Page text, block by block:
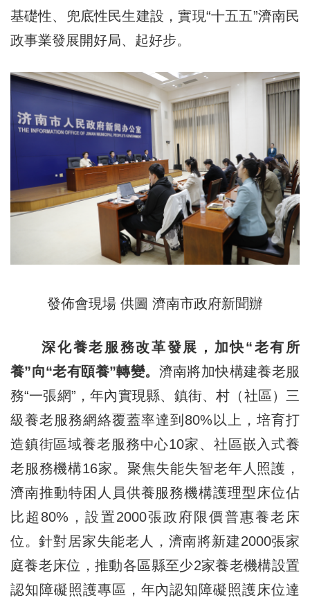
基礎性、兜底性民生建設，實現“十五五”濟南民
政事業發展開好局、起好步。
發佈會現場 供圖 濟南市政府新聞辦
深化養老服務改革發展，加快“老有所
養”向“老有頤養”轉變。 濟南將加快構建養老服
務“一張網”，年內實現縣、鎮街、村（社區）三
級養老服務網絡覆蓋率達到80%以上，培育打
造鎮街區域養老服務中心10家、社區嵌入式養
老服務機構16家。聚焦失能失智老年人照護，
濟南推動特困人員供養服務機構護理型床位佔
比超80%，設置2000張政府限價普惠養老床
位。針對居家失能老人，濟南將新建2000張家
庭養老床位，推動各區縣至少2家養老機構設置
認知障礙照護專區，年內認知障礙照護床位達